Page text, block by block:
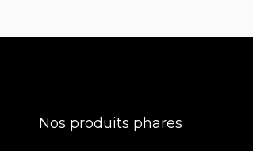
Nos produits phares